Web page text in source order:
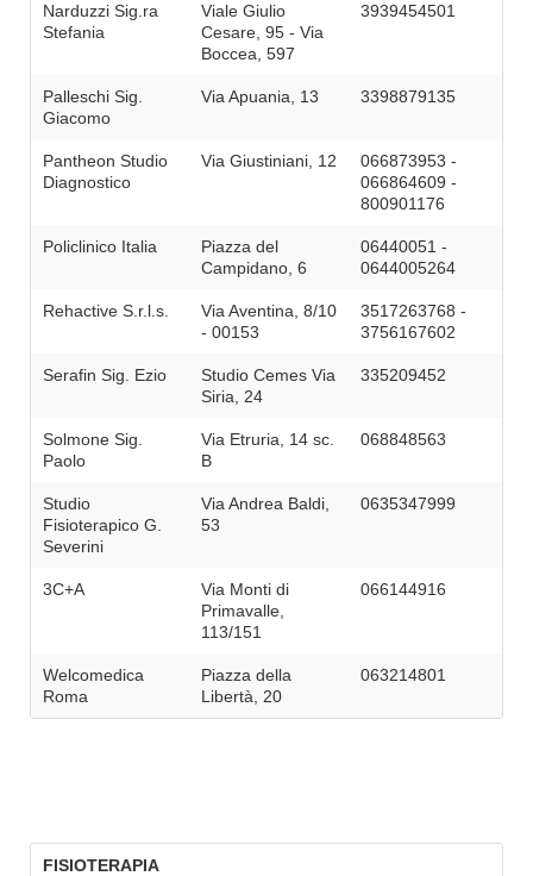
Narduzzi Sig.ra
Stefania
Viale Giulio
Cesare, 95 - Via
Boccea, 597
3939454501
Palleschi Sig.
Giacomo
Via Apuania, 13 3398879135
Pantheon Studio
Diagnostico
Via Giustiniani, 12
066873953 -
066864609 -
800901176
Policlinico Italia
Piazza del
Campidano, 6
06440051 -
0644005264
Rehactive S.r.l.s.
Via Aventina, 8/10
- 00153
3517263768 -
3756167602
Serafin Sig. Ezio
Studio Cemes Via
Siria, 24
335209452
Solmone Sig.
Paolo
Via Etruria, 14 sc.
B
068848563
Studio
Fisioterapico G.
Severini
Via Andrea Baldi,
53
0635347999
3C+A
Via Monti di
Primavalle,
113/151
066144916
Welcomedica
Roma
Piazza della
Libertà, 20
063214801
FISIOTERAPIA